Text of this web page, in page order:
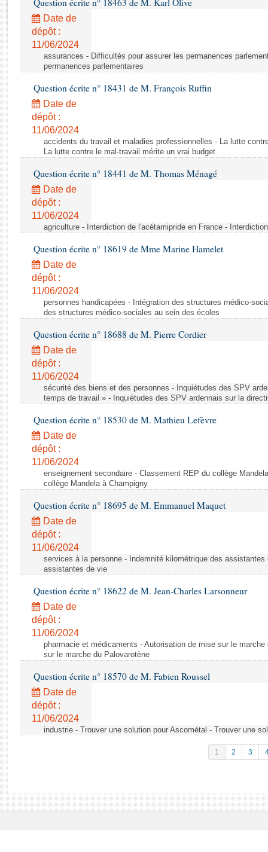
Rapports d'enquête
Rapports législatifs
Rapports sur l'application des lois
Baromètre de l’application des lois
Budget et sécurité sociale
Questions écrites et orales
Comptes rendus des débats
Question écrite n° 18463 de M. Karl Olive
Date de
dépôt :
11/06/2024
assurances - Difficultés pour assurer les permanences
permanences parlementaires
Question écrite n° 18431 de M. François Ruffin
Date de
dépôt :
11/06/2024
accidents du travail et maladies professionnelles - La lutte
La lutte contre le mal-travail mérite un vrai budget
Question écrite n° 18441 de M. Thomas Ménagé
Date de
dépôt :
11/06/2024
agriculture - Interdiction de l'acétamipride en France -
Question écrite n° 18619 de Mme Marine Hamelet
Date de
dépôt :
11/06/2024
personnes handicapées - Intégration des structures médico-
des structures médico-sociales au sein des écoles
Question écrite n° 18688 de M. Pierre Cordier
Date de
dépôt :
11/06/2024
sécurité des biens et des personnes - Inquiétudes des SPV
temps de travail » - Inquiétudes des SPV ardennais sur la
Question écrite n° 18530 de M. Mathieu Lefèvre
Date de
dépôt :
11/06/2024
enseignement secondaire - Classement REP du collège
collège Mandela à Champigny
Question écrite n° 18695 de M. Emmanuel Maquet
Date de
dépôt :
11/06/2024
services à la personne - Indemnité kilométrique des
assistantes de vie
Question écrite n° 18622 de M. Jean-Charles Larsonneur
Date de
dépôt :
11/06/2024
pharmacie et médicaments - Autorisation de mise sur le
sur le marche du Palovarotène
Question écrite n° 18570 de M. Fabien Roussel
Date de
dépôt :
11/06/2024
industrie - Trouver une solution pour Ascométal - Trouver une
1 2 3